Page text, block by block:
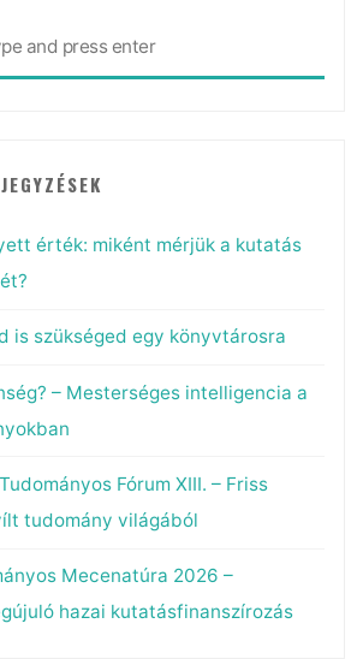
érték: miként mérjük a kutatás
is szükséged egy könyvtárosra
– Mesterséges intelligencia a
Fórum XIII. – Friss
tudomány világából
Mecenatúra 2026 –
hazai kutatásfinanszírozás